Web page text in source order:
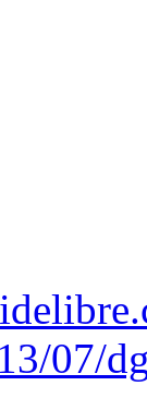
07/